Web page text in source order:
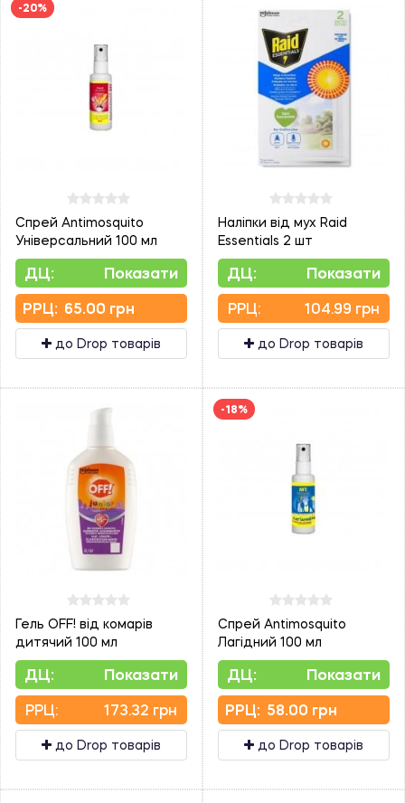
-20%
Спрей Antimosquito
Універсальний 100 мл
ДЦ: Показати
PPЦ: 65.00 грн
до Drop товарів
Наліпки від мух Raid
Essentials 2 шт
ДЦ: Показати
PPЦ: 104.99 грн
до Drop товарів
Гель OFF! від комарів
дитячий 100 мл
ДЦ: Показати
PPЦ: 173.32 грн
до Drop товарів
-18%
Спрей Antimosquito
Лагідний 100 мл
ДЦ: Показати
PPЦ: 58.00 грн
до Drop товарів